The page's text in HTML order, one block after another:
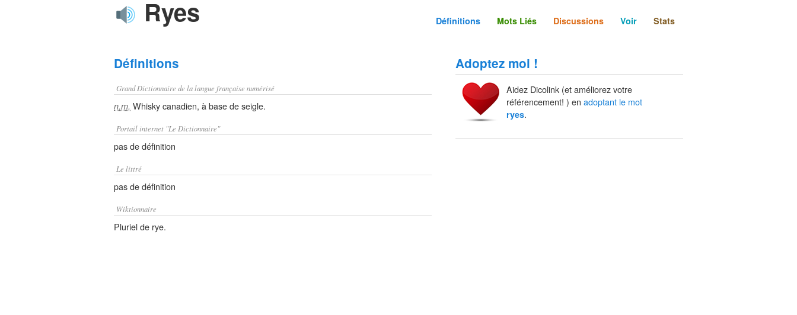
Ryes Définitions Mots Liés Discussions Voir Stats
Définitions
Grand Dictionnaire de la langue française numérisé
n.m. Whisky canadien, à base de seigle.
Portail internet "Le Dictionnaire"
pas de définition
Le littré
pas de définition
Wiktionnaire
Pluriel de rye.
Adoptez moi !
Aidez Dicolink (et améliorez votre
référencement! ) en adoptant le mot
ryes.